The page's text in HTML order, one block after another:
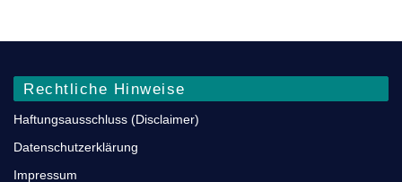
Rechtliche Hinweise
Haftungsausschluss (Disclaimer)
Datenschutz­erklärung
Impressum